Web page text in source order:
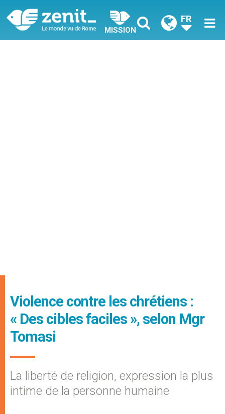
MISSION
FR
Violence contre les chrétiens :
« Des cibles faciles », selon Mgr
Tomasi
La liberté de religion, expression la plus
intime de la personne humaine